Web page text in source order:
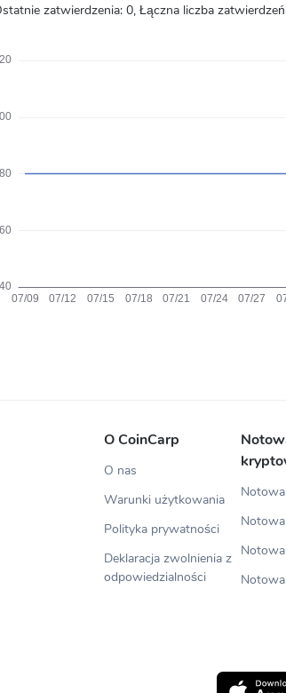
zatwierdzenia: 0, Łączna liczba
O CoinCarp
O nas
Warunki użytkowania
Polityka prywatności
Deklaracja zwolnienia z
odpowiedzialności